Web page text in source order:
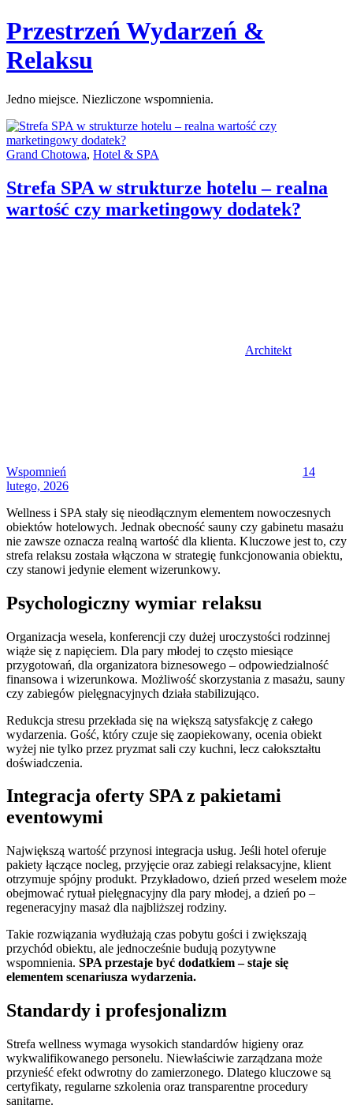
Skip
to
content
Przestrzeń Wydarzeń &
Relaksu
Jedno miejsce. Niezliczone wspomnienia.
Categories:
Grand Chotowa, Hotel & SPA
Strefa SPA w strukturze hotelu – realna
wartość czy marketingowy dodatek?
Architekt
Wspomnień
14
lutego, 2026
Wellness i SPA stały się nieodłącznym elementem nowoczesnych
obiektów hotelowych. Jednak obecność sauny czy gabinetu masażu
nie zawsze oznacza realną wartość dla klienta. Kluczowe jest to, czy
strefa relaksu została włączona w strategię funkcjonowania obiektu,
czy stanowi jedynie element wizerunkowy.
Psychologiczny wymiar relaksu
Organizacja wesela, konferencji czy dużej uroczystości rodzinnej
wiąże się z napięciem. Dla pary młodej to często miesiące
przygotowań, dla organizatora biznesowego – odpowiedzialność
finansowa i wizerunkowa. Możliwość skorzystania z masażu, sauny
czy zabiegów pielęgnacyjnych działa stabilizująco.
Redukcja stresu przekłada się na większą satysfakcję z całego
wydarzenia. Gość, który czuje się zaopiekowany, ocenia obiekt
wyżej nie tylko przez pryzmat sali czy kuchni, lecz całokształtu
doświadczenia.
Integracja oferty SPA z pakietami
eventowymi
Największą wartość przynosi integracja usług. Jeśli hotel oferuje
pakiety łączące nocleg, przyjęcie oraz zabiegi relaksacyjne, klient
otrzymuje spójny produkt. Przykładowo, dzień przed weselem może
obejmować rytuał pielęgnacyjny dla pary młodej, a dzień po –
regeneracyjny masaż dla najbliższej rodziny.
Takie rozwiązania wydłużają czas pobytu gości i zwiększają
przychód obiektu, ale jednocześnie budują pozytywne
wspomnienia. SPA przestaje być dodatkiem – staje się
elementem scenariusza wydarzenia.
Standardy i profesjonalizm
Strefa wellness wymaga wysokich standardów higieny oraz
wykwalifikowanego personelu. Niewłaściwie zarządzana może
przynieść efekt odwrotny do zamierzonego. Dlatego kluczowe są
certyfikaty, regularne szkolenia oraz transparentne procedury
sanitarne.